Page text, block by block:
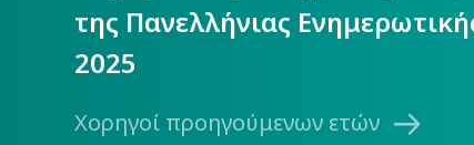
της Πανελλήνιας
2025
Χορηγοί προηγούμενων ετών